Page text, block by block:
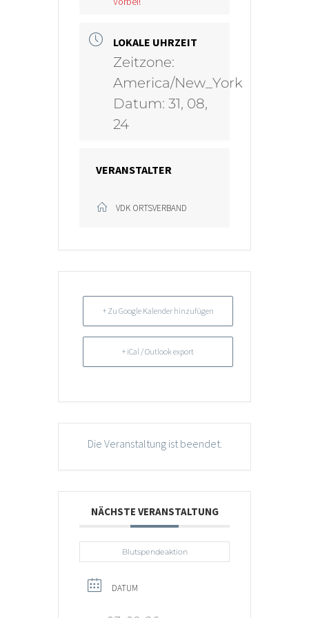
LOKALE UHRZEIT
Zeitzone:
America/New_York
Datum: 31, 08,
24
VERANSTALTER
VDK ORTSVERBAND
+ Zu Google Kalender hinzufügen
+ iCal / Outlook export
Die Veranstaltung ist beendet.
NÄCHSTE VERANSTALTUNG
Blutspendeaktion
DATUM